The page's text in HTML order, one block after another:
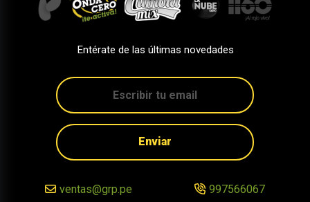
Entérate de las últimas novedades
Enviar
ventas@grp.pe 997566067